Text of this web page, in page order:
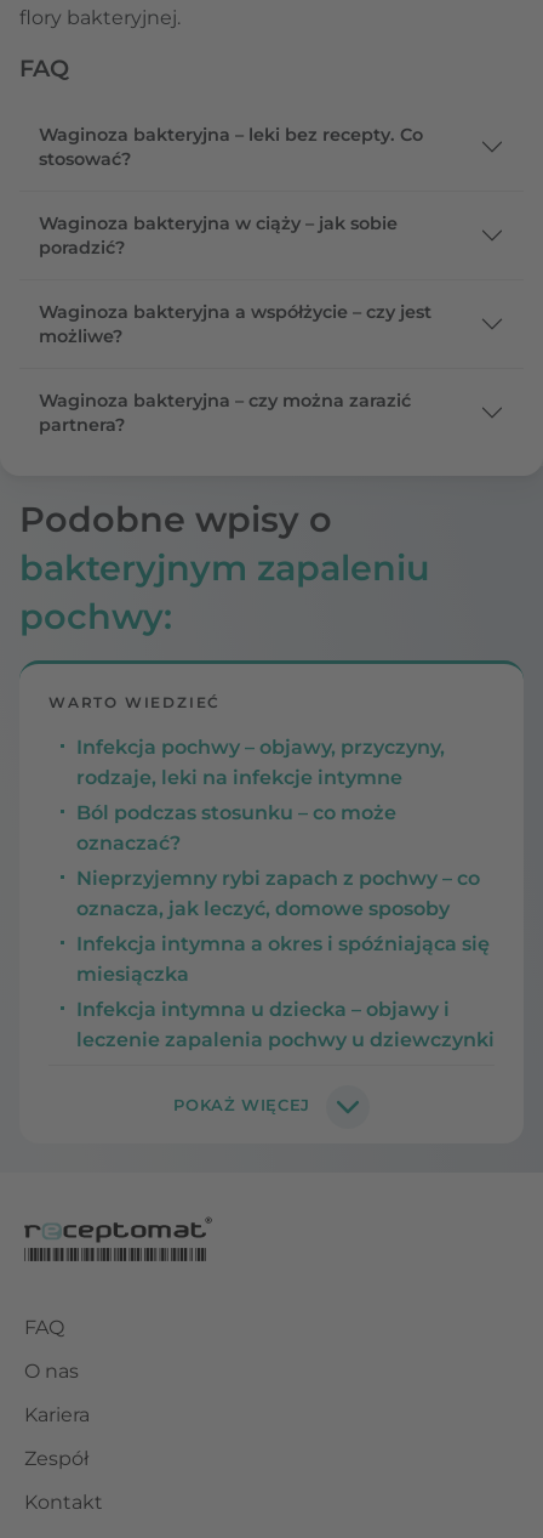
flory bakteryjnej.
FAQ
Waginoza bakteryjna – leki bez recepty. Co
stosować?
Waginoza bakteryjna w ciąży – jak sobie
poradzić?
Waginoza bakteryjna a współżycie – czy jest
możliwe?
Waginoza bakteryjna – czy można zarazić
partnera?
Podobne wpisy o
bakteryjnym zapaleniu
pochwy:
WARTO WIEDZIEĆ
Infekcja pochwy – objawy, przyczyny,
rodzaje, leki na infekcje intymne
Ból podczas stosunku – co może
oznaczać?
Nieprzyjemny rybi zapach z pochwy – co
oznacza, jak leczyć, domowe sposoby
Infekcja intymna a okres i spóźniająca się
miesiączka
Infekcja intymna u dziecka – objawy i
leczenie zapalenia pochwy u dziewczynki
FAQ
O nas
Kariera
Zespół
Kontakt